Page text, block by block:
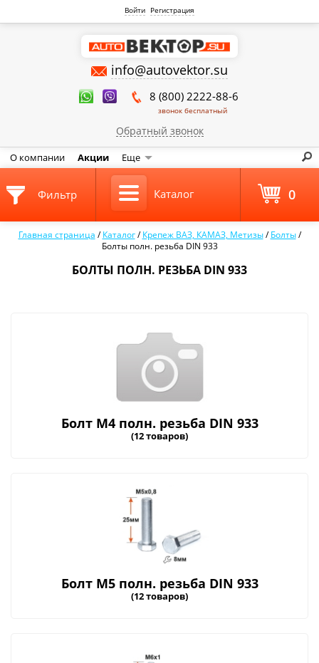
Войти Регистрация
info@autovektor.su
8 (800) 2222-88-6
звонок бесплатный
Обратный звонок
О компании Акции Еще
Главная страница /Каталог /Крепеж ВАЗ, КАМАЗ, Метизы /Болты /
Болты полн. резьба DIN 933
БОЛТЫ ПОЛН. РЕЗЬБА DIN 933
Болт М4 полн. резьба DIN 933
(12 товаров)
Болт М5 полн. резьба DIN 933
(12 товаров)
Фильтр Каталог 0